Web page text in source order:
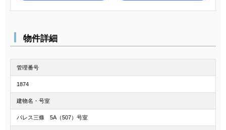
物件詳細
管理番号
1874
建物名・号室
パレス三條 5A（507）号室